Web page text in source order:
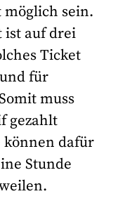
möglich sein.
ist auf drei
Ticket
für
muss
gezahlt
können dafür
Stunde